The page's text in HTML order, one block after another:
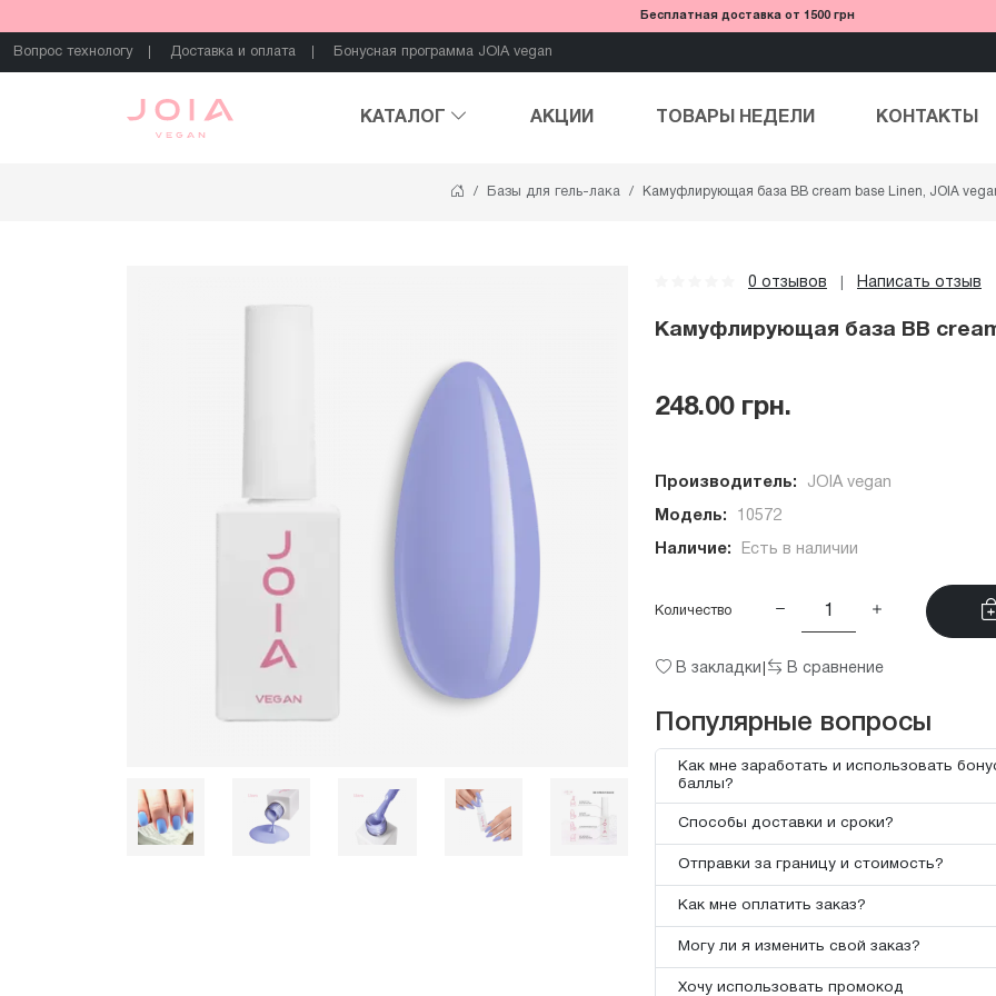
Бесплатная доставка от 1500 грн
Вопрос технологу Доставка и оплата Бонусная программа JOIA vegan
КАТАЛОГ АКЦИИ ТОВАРЫ НЕДЕЛИ КОНТАКТЫ
Базы для гель-лака Камуфлирующая база BB cream base Linen, JOIA
0 отзывов Написать отзыв
Камуфлирующая база BB
248.00 грн.
Производитель: JOIA vegan
Модель: 10572
Наличие: Есть в наличии
Количество
В закладки В сравнение
Популярные вопросы
Как мне заработать и использовать
баллы?
Способы доставки и сроки?
Отправки за границу и стоимость?
Как мне оплатить заказ?
Могу ли я изменить свой заказ?
Хочу использовать промокод